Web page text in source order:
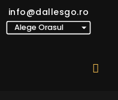
info@dallesgo.ro